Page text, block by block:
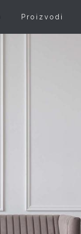
Proizvodi